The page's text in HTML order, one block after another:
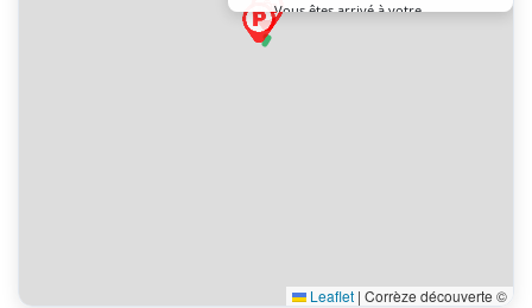
Vous êtes arrivé à votre
destination
Leaflet | Corrèze découverte ©